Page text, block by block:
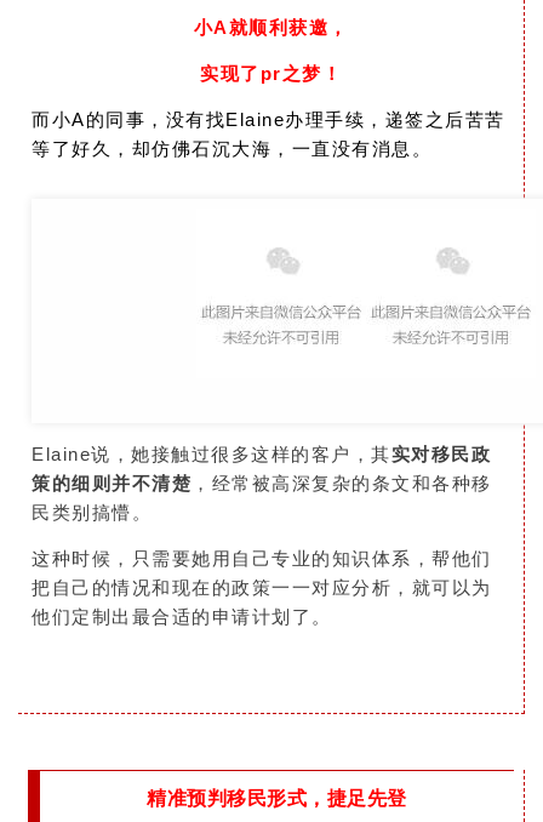
小A就顺利获邀，
实现了pr之梦！
而小A的同事，没有找Elaine办理手续，递签之后苦苦
等了好久， 却仿佛石沉大海，一直没有消息。
Elaine说，她接触过很多这样的客户，其实对移民政
策的细则并不清楚 ，经常被高深复杂的条文和各种移
民类别搞懵。
这种时候，只需要她用自己专业的知识体系，帮他们
把自己的情况和现在的政策一一对应分析，就可以为
他们定制出最合适的申请计划了。
精准预判移民形式，捷足先登